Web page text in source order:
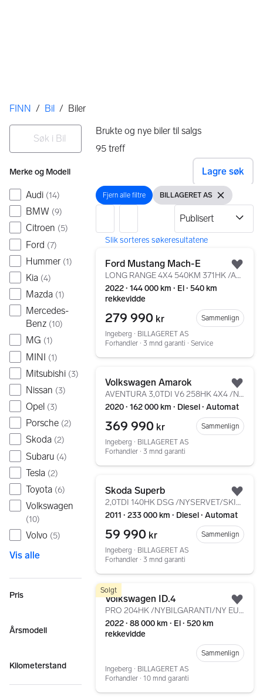
Her er du
FINN / Bil / Biler
Filtre
Søk i Bil
Merke og Modell
Audi (14)
BMW (9)
Citroen (5)
Ford (7)
Hummer (1)
Kia (4)
Mazda (1)
Mercedes-
Benz (10)
MG (1)
MINI (1)
Mitsubishi (3)
Nissan (3)
Opel (3)
Porsche (2)
Skoda (2)
Subaru (4)
Tesla (2)
Toyota (6)
Volkswagen
(10)
Volvo (5)
Vis alle
Pris
Årsmodell
Kilometerstand
Brukte og nye biler til salgs
95treff
Lagre søk
Fjern alle filtre
Fjern alle filtre Vis filter
BILLAGERET AS Fjern filteret
Ford Mustang Mach-E
LONG RANGE 4X4 540KM 371HK /ACC/KAMERA/KROK/SKINN/DAB+
2022 ∙ 144 000 km ∙ El ∙ 540 km
rekkevidde
279 990 kr
Sammenlign
Ingeberg ∙ BILLAGERET AS
Forhandler ∙ 3 mnd garanti ∙ Service
Volkswagen Amarok
AVENTURA 3,0TDI V6 258HK 4X4 /NYSERVET/WEBASTO/KAM/DAB+
2020 ∙ 162 000 km ∙ Diesel ∙ Automat
369 990 kr
Sammenlign
Ingeberg ∙ BILLAGERET AS
Forhandler ∙ 3 mnd garanti
Skoda Superb
2,0TDI 140HK DSG /NYSERVET/SKINN/NAVI/CRUISE/PDC/KROK
2011 ∙ 233 000 km ∙ Diesel ∙ Automat
59 990 kr
Sammenlign
Ingeberg ∙ BILLAGERET AS
Forhandler ∙ 3 mnd garanti
Solgt
Volkswagen ID.4
PRO 204HK /NYBILGARANTI/NY EU/1 EIER/ACC/LED/CARPLAY/++
2022 ∙ 88 000 km ∙ El ∙ 520 km
rekkevidde
Sammenlign
Ingeberg ∙ BILLAGERET AS
Forhandler ∙ 10 mnd garanti
Gå til annonsen